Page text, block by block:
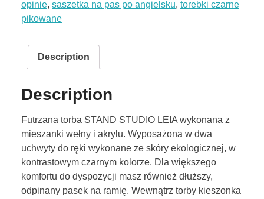
opinie, saszetka na pas po angielsku, torebki czarne
pikowane
Description
Description
Futrzana torba STAND STUDIO LEIA wykonana z
mieszanki wełny i akrylu. Wyposażona w dwa
uchwyty do ręki wykonane ze skóry ekologicznej, w
kontrastowym czarnym kolorze. Dla większego
komfortu do dyspozycji masz również dłuższy,
odpinany pasek na ramię. Wewnątrz torby kieszonka